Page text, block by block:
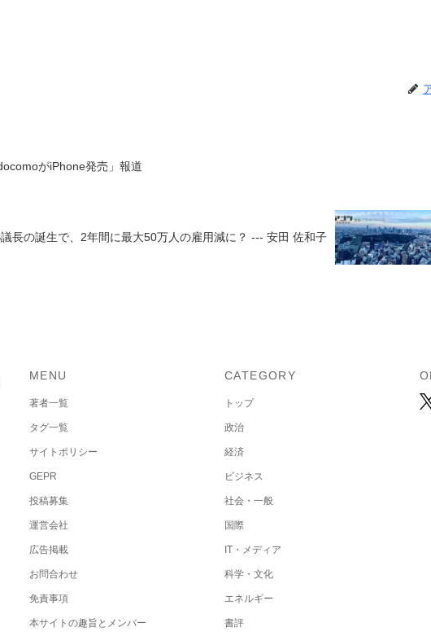
がiPhone発売」報道
長の誕生で、2年間に最大50万人の雇用減に？ --- 安田 佐和子
MENU
著者一覧
タグ一覧
サイトポリシー
GEPR
投稿募集
運営会社
広告掲載
お問合わせ
免責事項
本サイトの趣旨とメンバー
CATEGORY
トップ
政治
経済
ビジネス
社会・一般
国際
IT・メディア
科学・文化
エネルギー
書評